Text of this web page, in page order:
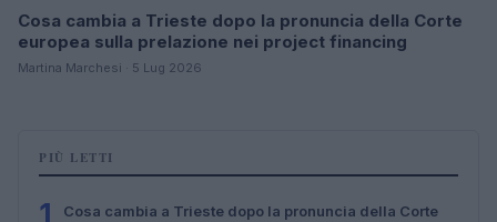
Cosa cambia a Trieste dopo la pronuncia della Corte
europea sulla prelazione nei project financing
Martina Marchesi · 5 Lug 2026
PIÙ LETTI
1
Cosa cambia a Trieste dopo la pronuncia della Corte